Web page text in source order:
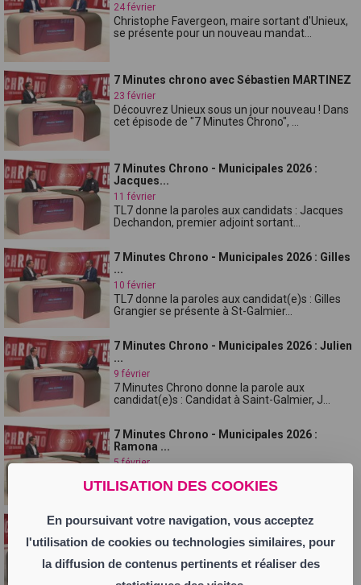
UTILISATION DES COOKIES
En poursuivant votre navigation, vous acceptez
l'utilisation de cookies ou technologies similaires, pour
la diffusion de contenus pertinents et réaliser des
24 février
Christophe Favergeon, maire sortant d'Unieux,
se présente pour un nouveau mandat...
7 Minutes chrono avec Sébastien MARTINEZ
23 février
Découvrez Unieux sous un jour nouveau ! Dans
cet épisode de "7 Minutes Chrono", ...
7 Minutes Chrono - Municipales 2026 :
Jacques...
11 février
TL7 donne la paroles aux candidats : Jacques
Dechandon, premier adjoint sortant...
7 Minutes Chrono - Municipales 2026 : Gilles
...
10 février
TL7 donne la paroles aux candidat(e)s : Gilles
Grangier se présente à St-Galmier...
7 Minutes Chrono - Municipales 2026 : Julien
...
9 février
7 Minutes Chrono donne la parole aux
candidat(e)s : Candidat à Saint-Galmier, J...
7 Minutes Chrono - Municipales 2026 :
Ramona ...
5 février
candidats. Maire depuis 2017, réélue e...
7 Minutes Chrono - Municipales 2026 : Annie
D...
Municipales 2026, 7 Minutes Chrono donne la